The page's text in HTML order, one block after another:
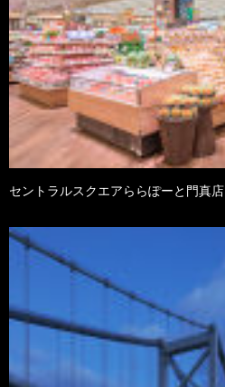
セントラルスクエアららぽーと門真店